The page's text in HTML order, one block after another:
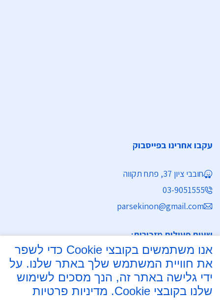
עקבו אחרינו בפייסבוק
חובבי ציון 37, פתח תקווה
03-9051555
parsekinon@gmail.com
שעות פעילות מזכירות:
ימים א' - ה' 8:30 - 16:30
מחלקת נישואין
אנו משתמשים בקובצי Cookie כדי לשפר
את חוויית המשתמש שלך באתר שלנו. על
ידי גלישה באתר זה, הנך מסכים לשימוש
שלנו בקובצי Cookie.
מדיניות פרטיות